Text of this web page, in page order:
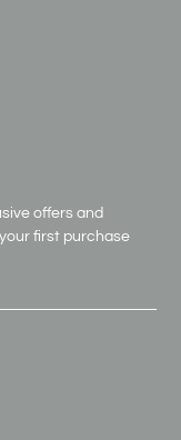
offers and
first purchase